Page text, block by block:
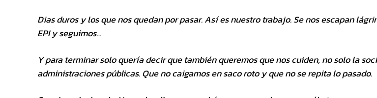
Dias duros y los que nos quedan por pasar. Así es nuestro trabajo. Se nos escapan
EPI y seguimos…
Y para terminar solo quería decir que también queremos que nos cuiden, no solo la
administraciones públicas. Que no caigamos en saco roto y que no se repita lo pasado.